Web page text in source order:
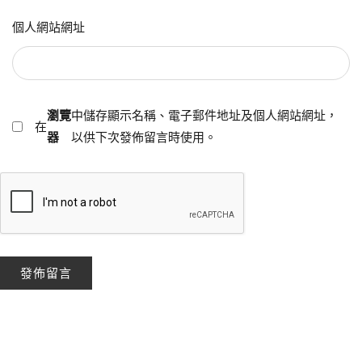
個人網站網址
在
瀏覽
器
中儲存顯示名稱、電子郵件地址及個人網站網址，
以供下次發佈留言時使用。